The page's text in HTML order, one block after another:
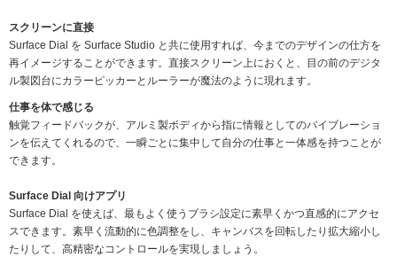
スクリーンに直接
Surface Dial を Surface Studio と共に使用すれば、今までのデザインの仕方を
再イメージすることができます。直接スクリーン上におくと、目の前のデジタ
ル製図台にカラーピッカーとルーラーが魔法のように現れます。
仕事を体で感じる
触覚フィードバックが、アルミ製ボディから指に情報としてのバイブレーショ
ンを伝えてくれるので、一瞬ごとに集中して自分の仕事と一体感を持つことが
できます。
Surface Dial 向けアプリ
Surface Dial を使えば、最もよく使うブラシ設定に素早くかつ直感的にアクセ
スできます。素早く流動的に色調整をし、キャンバスを回転したり拡大縮小し
たりして、高精密なコントロールを実現しましょう。